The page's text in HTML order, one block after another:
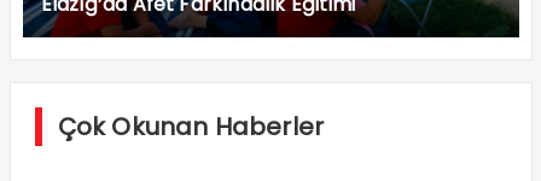
Çok Okunan Haberler